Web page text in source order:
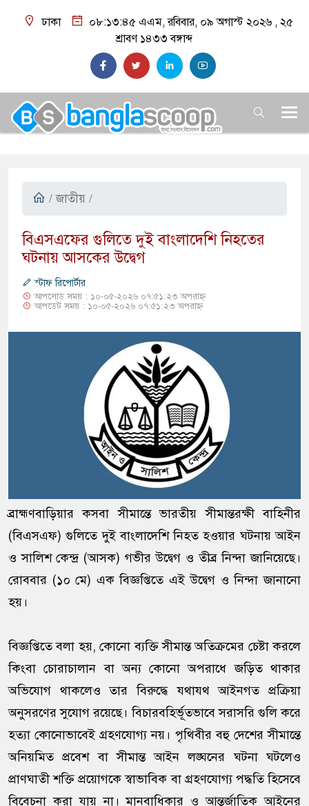
ঢাকা ০৮:১৩:৪৬ এএম, রবিবার, ০৯ অগাস্ট ২০২৬ , ২৫
শ্রাবণ ১৪৩৩ বঙ্গাব্দ
/ জাতীয় /
​বিএসএফের গুলিতে দুই বাংলাদেশি নিহতের
ঘটনায় আসকের উদ্বেগ
স্টাফ রিপোর্টার
আপলোড সময় : ১০-০৫-২০২৬ ০৭:৫১:২৩ অপরাহ্ন
আপডেট সময় : ১০-০৫-২০২৬ ০৭:৫১:২৩ অপরাহ্ন
ব্রাহ্মণবাড়িয়ার কসবা সীমান্তে ভারতীয় সীমান্তরক্ষী বাহিনীর
(বিএসএফ) গুলিতে দুই বাংলাদেশি নিহত হওয়ার ঘটনায় আইন
ও সালিশ কেন্দ্র (আসক) গভীর উদ্বেগ ও তীব্র নিন্দা জানিয়েছে।
রোববার (১০ মে) এক বিজ্ঞপ্তিতে এই উদ্বেগ ও নিন্দা জানানো
হয়।
বিজ্ঞপ্তিতে বলা হয়, কোনো ব্যক্তি সীমান্ত অতিক্রমের চেষ্টা করলে
কিংবা চোরাচালান বা অন্য কোনো অপরাধে জড়িত থাকার
অভিযোগ থাকলেও তার বিরুদ্ধে যথাযথ আইনগত প্রক্রিয়া
অনুসরণের সুযোগ রয়েছে। বিচারবহির্ভূতভাবে সরাসরি গুলি করে
হত্যা কোনোভাবেই গ্রহণযোগ্য নয়। পৃথিবীর বহু দেশের সীমান্তে
অনিয়মিত প্রবেশ বা সীমান্ত আইন লঙ্ঘনের ঘটনা ঘটলেও
প্রাণঘাতী শক্তি প্রয়োগকে স্বাভাবিক বা গ্রহণযোগ্য পদ্ধতি হিসেবে
বিবেচনা করা যায় না। মানবাধিকার ও আন্তর্জাতিক আইনের